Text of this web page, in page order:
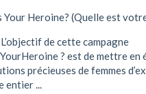
Your Heroine? (Quelle est
L’objectif de cette campagne
? est de mettre en
précieuses de femmes
entier ...